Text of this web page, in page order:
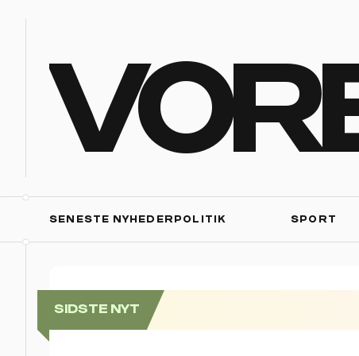
SENESTE NYHEDERPOLITIK SPORT
SIDSTE NYT Se billederne: Folkefest, da